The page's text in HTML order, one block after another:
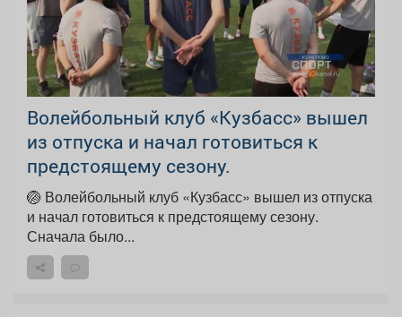
Волейбольный клуб «Кузбасс» вышел
из отпуска и начал готовиться к
предстоящему сезону.
🏐 Волейбольный клуб «Кузбасс» вышел из отпуска
и начал готовиться к предстоящему сезону.
Сначала было...